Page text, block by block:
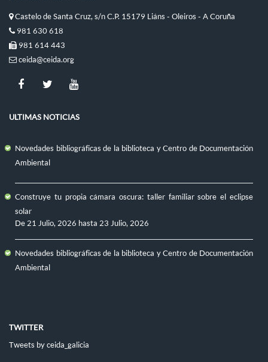
Castelo de Santa Cruz, s/n C.P. 15179 Liáns - Oleiros - A Coruña
981 630 618
981 614 443
ceida@ceida.org
ULTIMAS NOTICIAS
Novedades bibliográficas de la biblioteca y Centro de Documentación
Ambiental
Construye tu propia cámara oscura: taller familiar sobre el eclipse
solar
De 21 Julio, 2026 hasta 23 Julio, 2026
Novedades bibliográficas de la biblioteca y Centro de Documentación
Ambiental
TWITTER
Tweets by ceida_galicia